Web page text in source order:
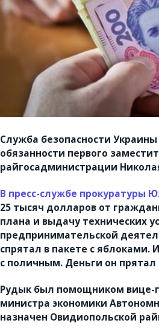
Служба безопасности
обязанности первого
райгосадминистрации
В пресс-службе прокуратуры
25 тысяч долларов от
плана и выдачу технических
предпринимательской
спрятал в пакете с
с поличным. Деньги он прятал
Рудык был помощником вице-
министра экономики
назначен Овидиопольской